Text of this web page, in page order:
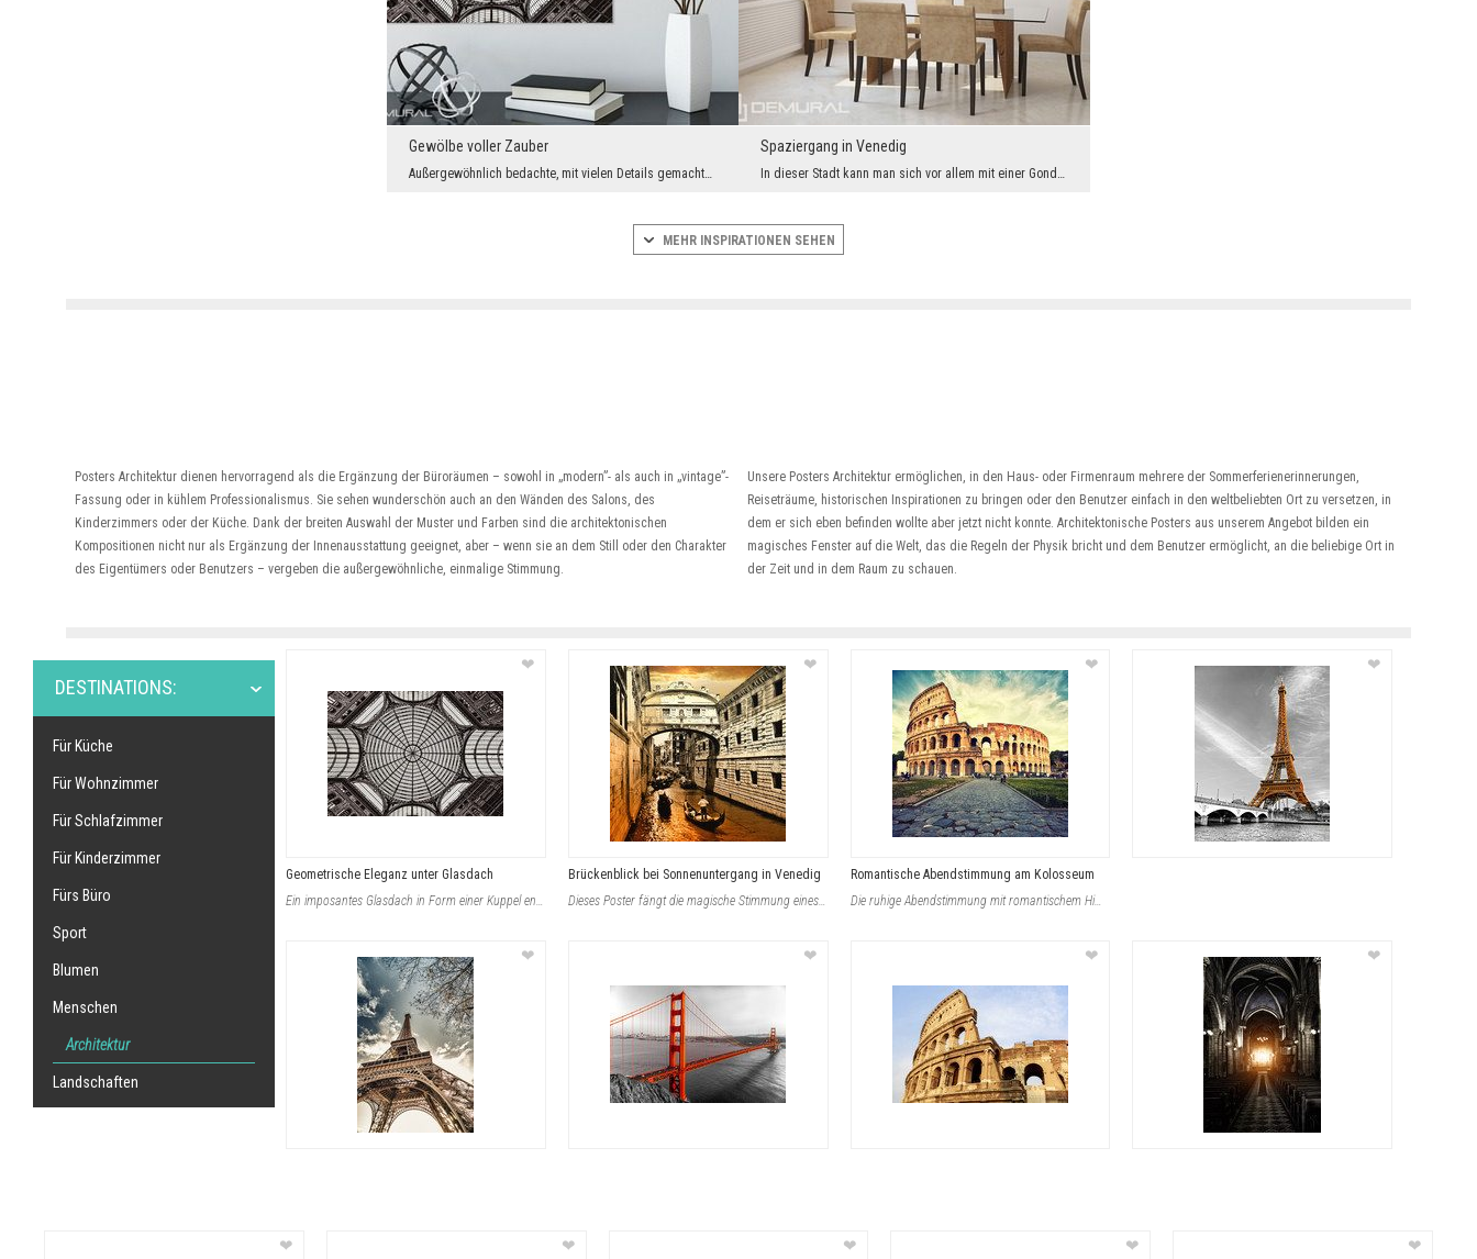
Gewölbe voller Zauber
Außergewöhnlich bedachte, mit vielen Details gemachte Dekoration, abgetönte Farbtöne – ideal für ...
Spaziergang in Venedig
In dieser Stadt kann man sich vor allem mit einer Gondel durch die Kanäle bewegen. Deshalb wenn w...
MEHR INSPIRATIONEN SEHEN
Posters Architektur dienen hervorragend als die Ergänzung der Büroräumen – sowohl in „modern”- als auch in „vintage”-
Fassung oder in kühlem Professionalismus. Sie sehen wunderschön auch an den Wänden des Salons, des
Kinderzimmers oder der Küche. Dank der breiten Auswahl der Muster und Farben sind die architektonischen
Kompositionen nicht nur als Ergänzung der Innenausstattung geeignet, aber – wenn sie an dem Still oder den Charakter
des Eigentümers oder Benutzers – vergeben die außergewöhnliche, einmalige Stimmung.
Unsere Posters Architektur ermöglichen, in den Haus- oder Firmenraum mehrere der Sommerferienerinnerungen,
Reiseträume, historischen Inspirationen zu bringen oder den Benutzer einfach in den weltbeliebten Ort zu versetzen, in
dem er sich eben befinden wollte aber jetzt nicht konnte. Architektonische Posters aus unserem Angebot bilden ein
magisches Fenster auf die Welt, das die Regeln der Physik bricht und dem Benutzer ermöglicht, an die beliebige Ort in
der Zeit und in dem Raum zu schauen.
DESTINATIONS:
Für Küche
Für Wohnzimmer
Für Schlafzimmer
Für Kinderzimmer
Fürs Büro
Sport
Blumen
Menschen
Architektur
Landschaften
❤
Geometrische Eleganz unter Glasdach
Ein imposantes Glasdach in Form einer Kuppel entfaltet hier seine ganze Wirkung.
❤
Brückenblick bei Sonnenuntergang in Venedig
Dieses Poster fängt die magische Stimmung eines Sonnenuntergangs über den Kan�
❤
Romantische Abendstimmung am Kolosseum
Die ruhige Abendstimmung mit romantischem Himmel und verstreuten Wolken verleiht
❤
❤ ❤ ❤ ❤
❤ ❤ ❤ ❤ ❤